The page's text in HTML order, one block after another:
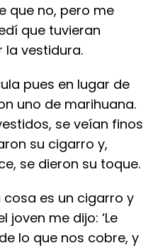
que no, pero me
que tuvieran
vestidura.
pues en lugar de
uno de marihuana.
se veían finos
su cigarro y,
se dieron su toque.
cosa es un cigarro y
me dijo: ‘Le
lo que nos cobre, y